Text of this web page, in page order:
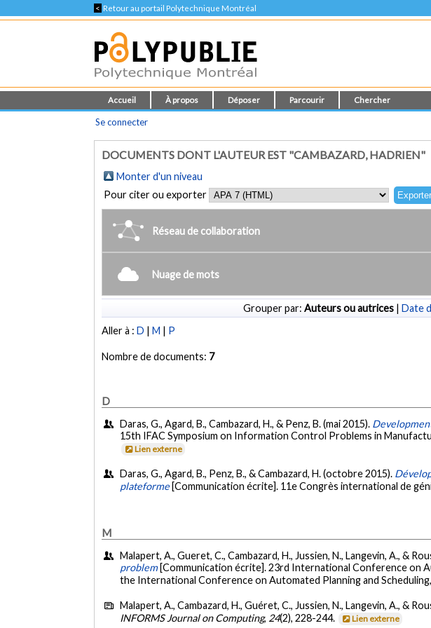
< Retour au portail Polytechnique Montréal
Accueil À propos Déposer Parcourir Chercher
Se connecter
DOCUMENTS DONT L'AUTEUR EST "CAMBAZARD, HADRIEN"
Monter d'un niveau
Pour citer ou exporter
Réseau de collaboration
Nuage de mots
Grouper par: Auteurs ou autrices | Date
Aller à :D |M | P
Nombre de documents: 7
D
Daras, G., Agard, B., Cambazard, H., & Penz, B. (mai 2015).
15th IFAC Symposium on Information Control Problems in
Lien externe
Daras, G., Agard, B., Penz, B., & Cambazard, H. (octobre 2015).
plateforme [Communication écrite]. 11e Congrès international de
M
Malapert, A., Gueret, C., Cambazard, H., Jussien, N., Langevin, A., &
problem [Communication écrite]. 23rd International Conference on
the International Conference on Automated Planning and
Malapert, A., Cambazard, H., Guéret, C., Jussien, N., Langevin, A., &
INFORMS Journal on Computing, 24(2), 228-244. Lien externe